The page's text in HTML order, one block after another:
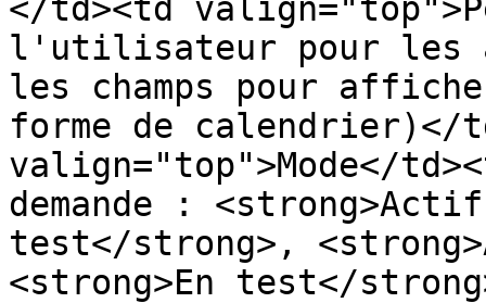
</td><td
l'utilisateur pour les
les champs pour
forme de calendrier)</
valign="top">Mode</
demande :
test</strong>,
<strong>En test</